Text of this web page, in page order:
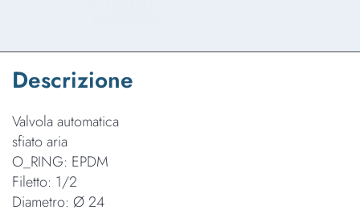
Descrizione
Valvola automatica
sfiato aria
O_RING: EPDM
Filetto: 1/2
Diametro: Ø 24